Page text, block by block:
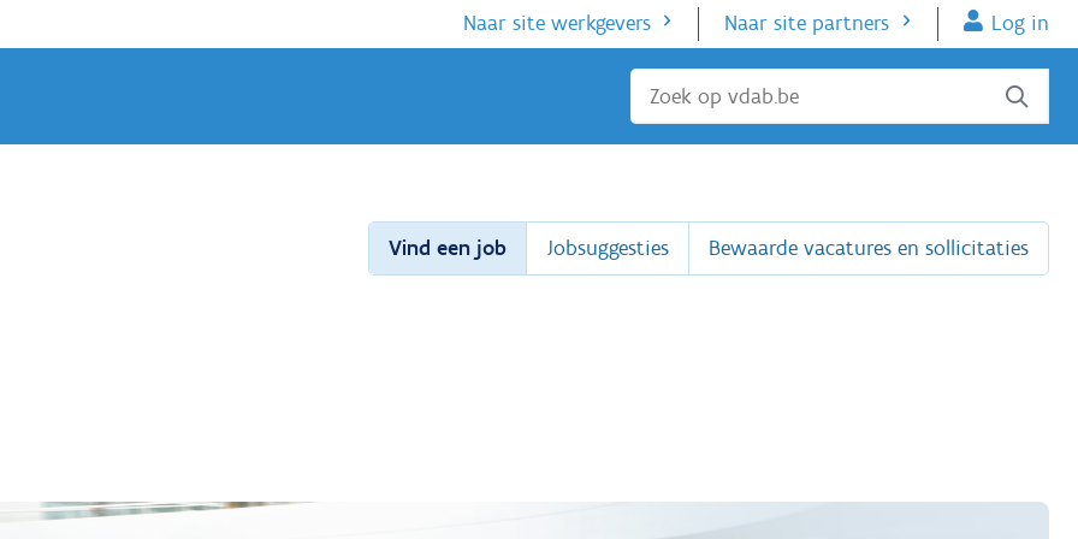
Naar site werkgevers Naar site partners Log in
Sluiten
Vind een job Jobsuggesties Bewaarde vacatures en sollicitaties